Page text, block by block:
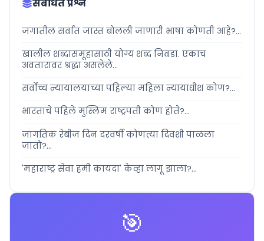
संबंधित प्रश्न
जगातील सर्वात जास्त बोलली जाणारी भाषा कोणती आहे?...
खालील शब्दासमूहासाठी योग्य शब्द निवडा. एकाच
अवतारावर श्रद्धा असलेले...
सर्वोच्च न्यायालयाच्या पहिल्या महिला न्यायाधीश कोण?...
भारताचे पहिले मुस्लिम राष्ट्रपती कोण होते?...
जागतिक रेबीज दिन दरवर्षी कोणत्या दिवशी पाळला
जातो?...
'महाराष्ट्र सेवा हमी कायदा' केव्हा लागू झाला?...
🎯